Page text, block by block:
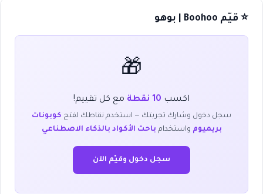
⭐ قيّم Boohoo | بوهو
🎁
اكسب 10 نقطة مع كل تقييم!
سجل دخول وشارك تجربتك — استخدم نقاطك لفتح كوبونات
بريميوم واستخدام باحث الأكواد بالذكاء الاصطناعي
سجل دخول وقيّم الآن